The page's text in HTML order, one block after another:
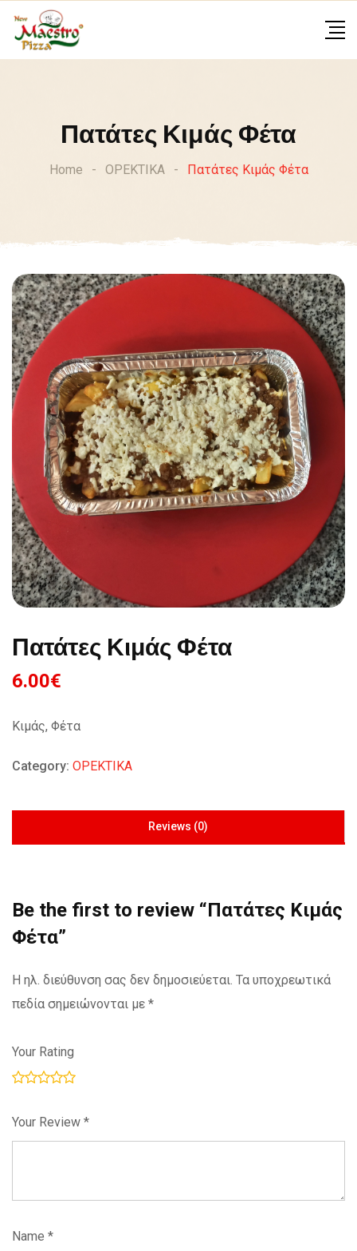
content
Πατάτες Κιμάς Φέτα
Home - ΟΡΕΚΤΙΚΑ - Πατάτες Κιμάς Φέτα
Πατάτες Κιμάς Φέτα
6.00€
Κιμάς, Φέτα
Category: ΟΡΕΚΤΙΚΑ
Reviews (0)
Be the first to review “Πατάτες Κιμάς
Φέτα”
Η ηλ. διεύθυνση σας δεν δημοσιεύεται. Τα υποχρεωτικά
πεδία σημειώνονται με *
Your Rating
Your Review *
Name *